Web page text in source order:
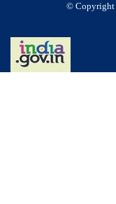
© Copyright